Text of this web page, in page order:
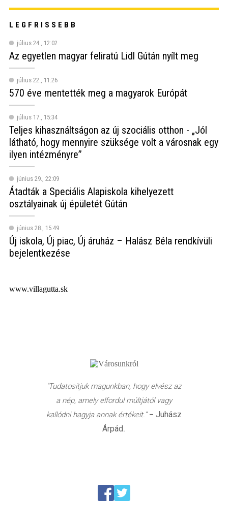
LEGFRISSEBB
július 24., 12:02
Az egyetlen magyar feliratú Lidl Gútán nyílt meg
július 22., 11:26
570 éve mentették meg a magyarok Európát
július 17., 15:34
Teljes kihasználtságon az új szociális otthon - „Jól
látható, hogy mennyire szüksége volt a városnak egy
ilyen intézményre”
június 29., 22:09
Átadták a Speciális Alapiskola kihelyezett
osztályainak új épületét Gútán
június 28., 15:49
Új iskola, Új piac, Új áruház – Halász Béla rendkívüli
bejelentkezése
www.villagutta.sk
"Tudatosítjuk magunkban, hogy elvész az
a nép, amely elfordul múltjától vagy
kallódni hagyja annak értékeit.”– Juhász
Árpád.